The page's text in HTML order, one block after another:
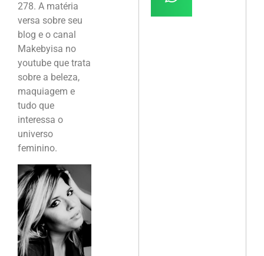
278. A matéria
versa sobre seu
blog e o canal
Makebyisa no
youtube que trata
sobre a beleza,
maquiagem e
tudo que
interessa o
universo
feminino.